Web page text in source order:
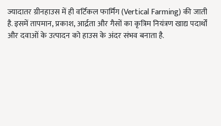
ज्यादातर ग्रीनहाउस में ही वर्टिकल फार्मिंग (Vertical Farming) की जाती
है. इसमें तापमान, प्रकाश, आर्द्रता और गैसों का कृत्रिम नियंत्रण खाद्य पदार्थों
और दवाओं के उत्पादन को हाउस के अंदर संभव बनाता है.